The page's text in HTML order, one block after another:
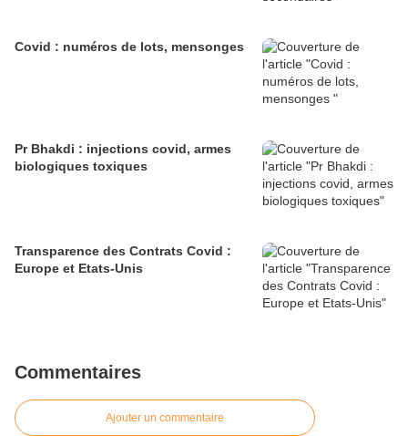
Covid : numéros de lots, mensonges
Pr Bhakdi : injections covid, armes
biologiques toxiques
Transparence des Contrats Covid :
Europe et Etats-Unis
Commentaires
Ajouter un commentaire